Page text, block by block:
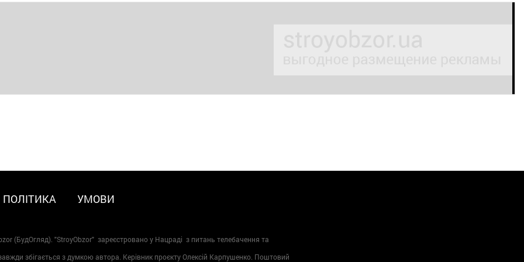
ПОЛІТИКА УМОВИ
(БудОгляд). "StroyObzor" зареєстровано у Нацраді з питань телебачення та
збігається з думкою автора. Керівник проєкту Олексій Карпушенко. Поштовий